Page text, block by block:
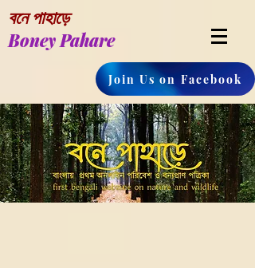
বনে পাহাড়ে
Boney Pahare
Join Us on Facebook